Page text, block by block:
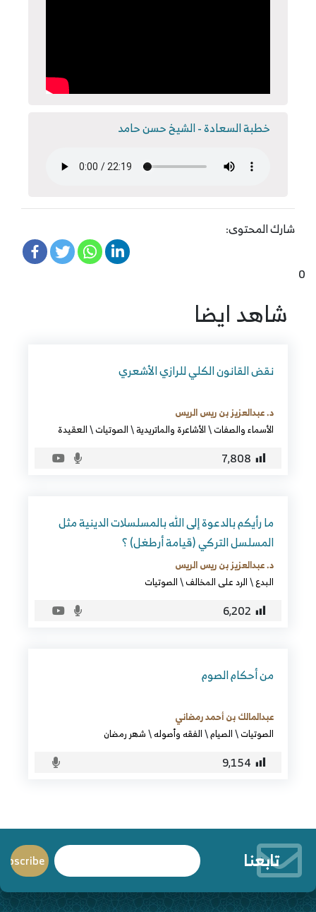
خطبة السعادة - الشيخ حسن حامد
شارك المحتوى:
0
شاهد ايضا
نقض القانون الكلي للرازي الأشعري
د. عبدالعزيز بن ريس الريس
الأسماء والصفات\الأشاعرة والماتريدية\الصوتيات\العقيدة
7٬808
ما رأيكم بالدعوة إلى الله بالمسلسلات الدينية مثل
المسلسل التركي (قيامة أرطغل) ؟
د. عبدالعزيز بن ريس الريس
البدع\الرد على المخالف\الصوتيات
6٬202
من أحكام الصوم
عبدالمالك بن أحمد رمضاني
الصوتيات\الصيام\الفقه وأصوله\شهر رمضان
9٬154
تابعنا